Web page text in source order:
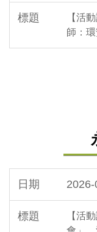
【活
師：環
【活